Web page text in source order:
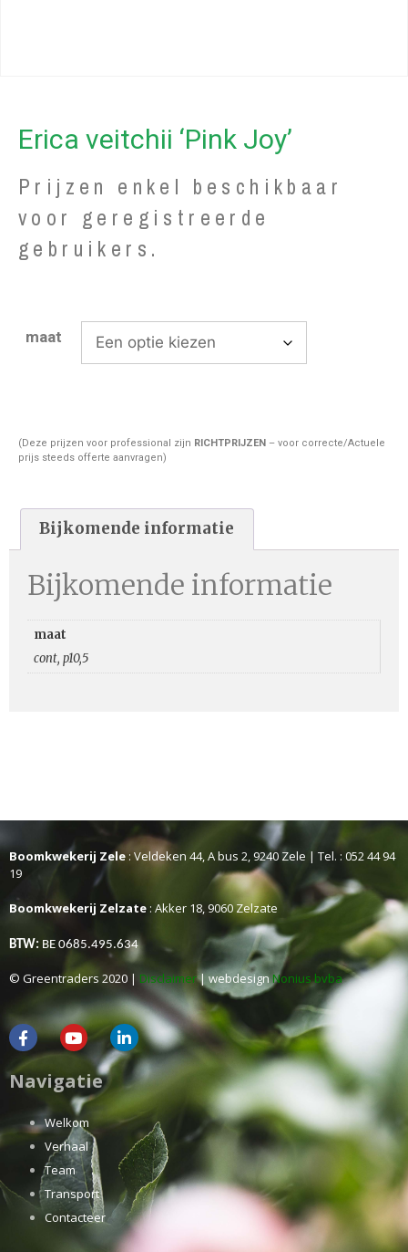
Erica veitchii ‘Pink Joy’
Prijzen enkel beschikbaar
voor geregistreerde
gebruikers.
maat
(Deze prijzen voor professional zijn RICHTPRIJZEN – voor correcte/Actuele
prijs steeds offerte aanvragen)
Bijkomende informatie
Bijkomende informatie
maat
cont, p10,5
Boomkwekerij Zele: Veldeken 44, A bus 2, 9240 Zele | Tel. : 052 44 94
19
Boomkwekerij Zelzate : Akker 18, 9060 Zelzate
BTW: BE 0685.495.634
© Greentraders 2020 | Disclaimer| webdesignNonius bvba
Navigatie
Welkom
Verhaal
Team
Transport
Contacteer